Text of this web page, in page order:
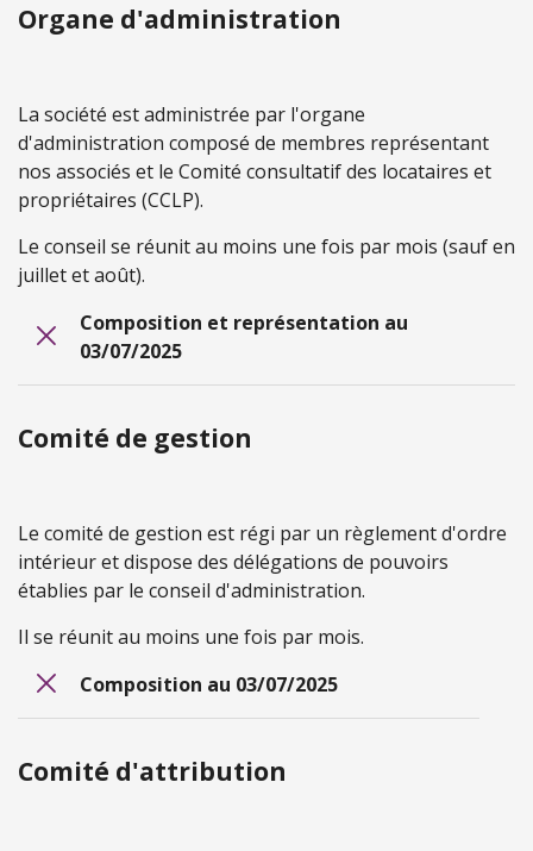
Organe d'administration
La société est administrée par l'organe
d'administration composé de membres représentant
nos associés et le Comité consultatif des locataires et
propriétaires (CCLP).
Le conseil se réunit au moins une fois par mois (sauf en
juillet et août).
Composition et représentation au
03/07/2025
Comité de gestion
Le comité de gestion est régi par un règlement d'ordre
intérieur et dispose des délégations de pouvoirs
établies par le conseil d'administration.
Il se réunit au moins une fois par mois.
Composition au 03/07/2025
Comité d'attribution